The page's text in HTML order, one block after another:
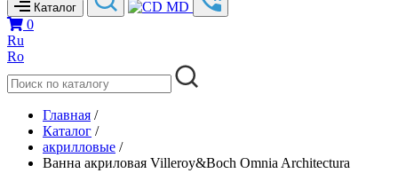
Каталог
0
Ru
Ro
Главная /
Каталог /
акрилловые /
Ванна акриловая Villeroy&Boch Omnia Architectura